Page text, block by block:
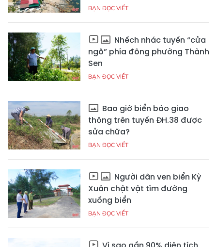
BẠN ĐỌC VIẾT
Nhếch nhác tuyến “cửa
ngõ” phía đông phường Thành
Sen
BẠN ĐỌC VIẾT
Bao giờ biển báo giao
thông trên tuyến ĐH.38 được
sửa chữa?
BẠN ĐỌC VIẾT
Người dân ven biển Kỳ
Xuân chật vật tìm đường
xuống biển
BẠN ĐỌC VIẾT